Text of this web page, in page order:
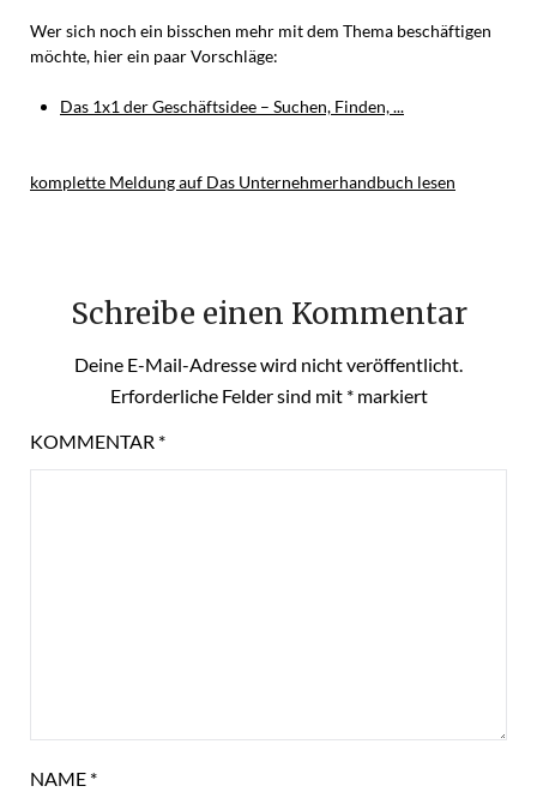
Wer sich noch ein bisschen mehr mit dem Thema beschäftigen
möchte, hier ein paar Vorschläge:
Das 1x1 der Geschäftsidee – Suchen, Finden, ...
komplette Meldung auf Das Unternehmerhandbuch lesen
Schreibe einen Kommentar
Deine E-Mail-Adresse wird nicht veröffentlicht.
Erforderliche Felder sind mit *markiert
KOMMENTAR *
NAME *